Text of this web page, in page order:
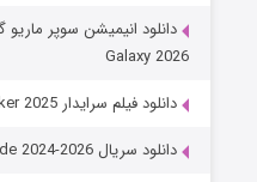
Galaxy 2026
دانلود فیلم سرایدار The Caretaker 2025
دانلود سریال One Hundred Years of Solitude 2024-2026